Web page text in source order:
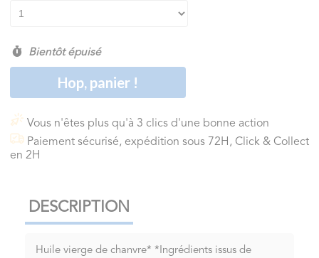
Bientôt épuisé
Hop, panier !
Vous n'êtes plus qu'à 3 clics d'une bonne action
Paiement sécurisé, expédition sous 72H, Click & Collect
en 2H
DESCRIPTION
Huile vierge de chanvre* *Ingrédients issus de